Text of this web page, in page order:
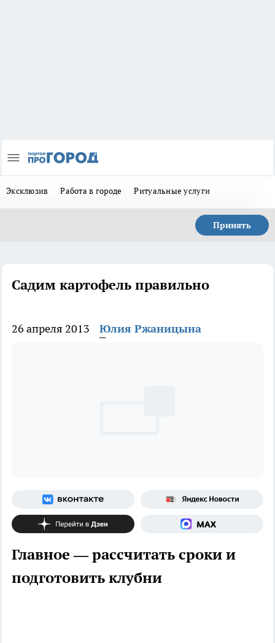
Эксклюзив Работа в городе Ритуальные услуги
Принять
Садим картофель правильно
26 апреля 2013 Юлия Ржаницына
Главное — рассчитать сроки и
подготовить клубни